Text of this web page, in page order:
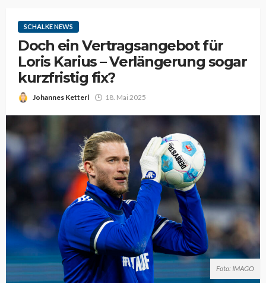
SCHALKE NEWS
Doch ein Vertragsangebot für
Loris Karius – Verlängerung sogar
kurzfristig fix?
Johannes Ketterl 18. Mai 2025
Foto: IMAGO